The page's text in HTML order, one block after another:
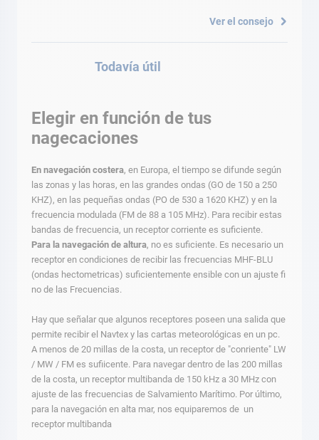
Ver el consejo
Todavía útil
Elegir en función de tus
nagecaciones
En navegación costera, en Europa, el tiempo se difunde según
las zonas y las horas, en las grandes ondas (GO de 150 a 250
KHZ), en las pequeñas ondas (PO de 530 a 1620 KHZ) y en la
frecuencia modulada (FM de 88 a 105 MHz). Para recibir estas
bandas de frecuencia, un receptor corriente es suficiente.
Para la navegación de altura, no es suficiente. Es necesario un
receptor en condiciones de recibir las frecuencias MHF-BLU
(ondas hectometricas) suficientemente ensible con un ajuste fi
no de las Frecuencias.
Hay que señalar que algunos receptores poseen una salida que
permite recibir el Navtex y las cartas meteorológicas en un pc.
A menos de 20 millas de la costa, un receptor de "conriente" LW
/ MW / FM es sufiicente. Para navegar dentro de las 200 millas
de la costa, un receptor multibanda de 150 kHz a 30 MHz con
ajuste de las frecuencias de Salvamiento Marítimo. Por último,
para la navegación en alta mar, nos equiparemos de un
receptor multibanda